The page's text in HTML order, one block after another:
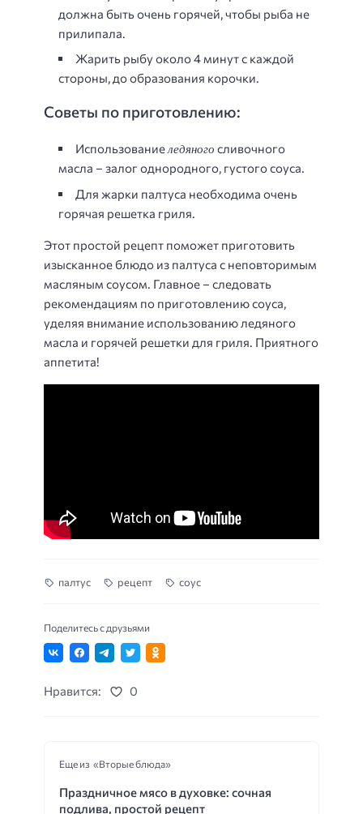
должна быть очень горячей, чтобы рыба не
прилипала.
Жарить рыбу около 4 минут с каждой
стороны, до образования корочки.
Советы по приготовлению:
Использованиеледяного сливочного
масла – залог однородного, густого соуса.
Для жарки палтуса необходима очень
горячая решетка гриля.
Этот простой рецепт поможет приготовить
изысканное блюдо из палтуса с неповторимым
масляным соусом. Главное – следовать
рекомендациям по приготовлению соуса,
уделяя внимание использованию ледяного
масла и горячей решетки для гриля. Приятного
аппетита!
палтус рецепт соус
Поделитесь с друзьями
Нравится: 0
Еще из «Вторые блюда»
Праздничное мясо в духовке: сочная
подлива, простой рецепт